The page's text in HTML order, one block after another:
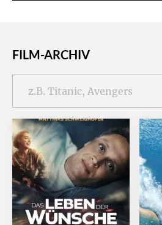
FILM-ARCHIV